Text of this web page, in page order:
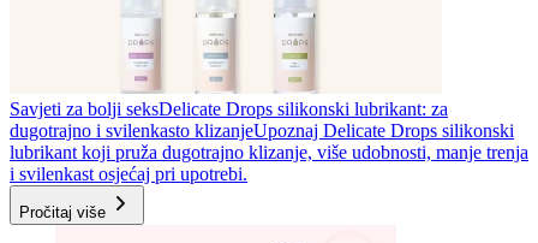
Savjeti za bolji seksDelicate Drops silikonski lubrikant: za
dugotrajno i svilenkasto klizanjeUpoznaj Delicate Drops silikonski
lubrikant koji pruža dugotrajno klizanje, više udobnosti, manje trenja
i svilenkast osjećaj pri upotrebi.
Pročitaj više